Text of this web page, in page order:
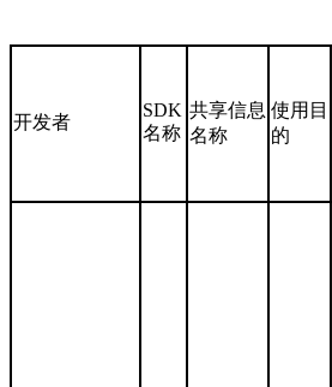
开发者
SDK
名称
共享信息
名称
使用目
的